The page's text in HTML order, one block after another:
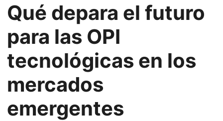
Qué depara el futuro
para las OPI
tecnológicas en los
mercados
emergentes